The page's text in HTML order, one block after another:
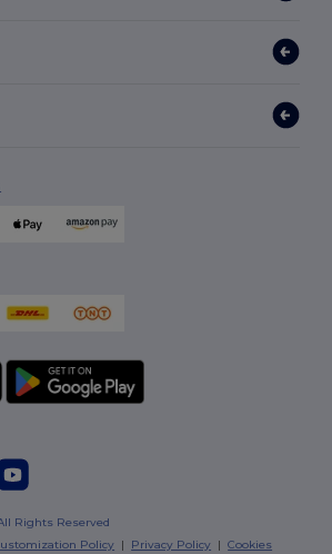
Rights Reserved
Policy | Privacy Policy |Cookies